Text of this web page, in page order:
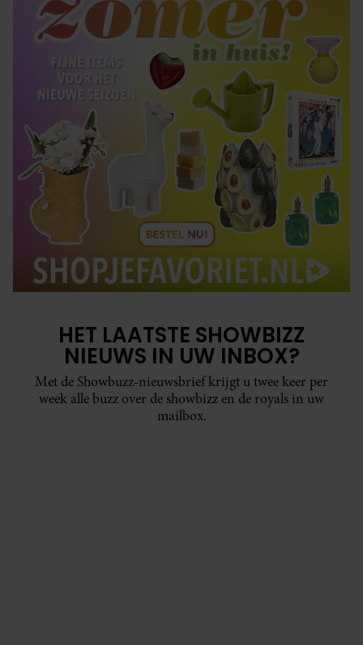
HET LAATSTE SHOWBIZZ
NIEUWS IN UW INBOX?
Met de Showbuzz-nieuwsbrief krijgt u twee keer per
week alle buzz over de showbizz en de royals in uw
mailbox.